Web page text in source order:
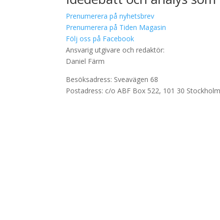
Prenumerera på nyhetsbrev
Prenumerera på Tiden Magasin
Följ oss på Facebook
Ansvarig utgivare och redaktör:
Daniel Färm
Besöksadress: Sveavägen 68
Postadress: c/o ABF Box 522, 101 30